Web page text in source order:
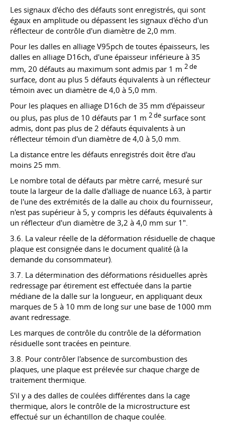
Les signaux d'écho des défauts sont enregistrés, qui sont
égaux en amplitude ou dépassent les signaux d'écho d'un
réflecteur de contrôle d'un diamètre de 2,0 mm.
Pour les dalles en alliage V95pch de toutes épaisseurs, les
dalles en alliage D16ch, d'une épaisseur inférieure à 35
mm, 20 défauts au maximum sont admis par 1 m 2 de
surface, dont au plus 5 défauts équivalents à un réflecteur
témoin avec un diamètre de 4,0 à 5,0 mm.
Pour les plaques en alliage D16ch de 35 mm d'épaisseur
ou plus, pas plus de 10 défauts par 1 m 2 de surface sont
admis, dont pas plus de 2 défauts équivalents à un
réflecteur témoin d'un diamètre de 4,0 à 5,0 mm.
La distance entre les défauts enregistrés doit être d'au
moins 25 mm.
Le nombre total de défauts par mètre carré, mesuré sur
toute la largeur de la dalle d'alliage de nuance L63, à partir
de l'une des extrémités de la dalle au choix du fournisseur,
n'est pas supérieur à 5, y compris les défauts équivalents à
un réflecteur d'un diamètre de 3,2 à 4,0 mm sur 1″.
3.6. La valeur réelle de la déformation résiduelle de chaque
plaque est consignée dans le document qualité (à la
demande du consommateur).
3.7. La détermination des déformations résiduelles après
redressage par étirement est effectuée dans la partie
médiane de la dalle sur la longueur, en appliquant deux
marques de 5 à 10 mm de long sur une base de 1000 mm
avant redressage.
Les marques de contrôle du contrôle de la déformation
résiduelle sont tracées en peinture.
3.8. Pour contrôler l'absence de surcombustion des
plaques, une plaque est prélevée sur chaque charge de
traitement thermique.
S'il y a des dalles de coulées différentes dans la cage
thermique, alors le contrôle de la microstructure est
effectué sur un échantillon de chaque coulée.